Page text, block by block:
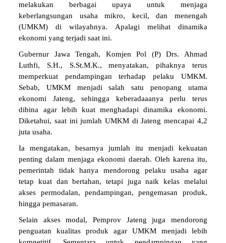
melakukan berbagai upaya untuk menjaga
keberlangsungan usaha mikro, kecil, dan menengah
(UMKM) di wilayahnya. Apalagi melihat dinamika
ekonomi yang terjadi saat ini.
Gubernur Jawa Tengah, Komjen Pol (P) Drs. Ahmad
Luthfi, S.H., S.St.M.K., menyatakan, pihaknya terus
memperkuat pendampingan terhadap pelaku UMKM.
Sebab, UMKM menjadi salah satu penopang utama
ekonomi Jateng, sehingga keberadaaanya perlu terus
dibina agar lebih kuat menghadapi dinamika ekonomi.
Diketahui, saat ini jumlah UMKM di Jateng mencapai 4,2
juta usaha.
Ia mengatakan, besarnya jumlah itu menjadi kekuatan
penting dalam menjaga ekonomi daerah. Oleh karena itu,
pemerintah tidak hanya mendorong pelaku usaha agar
tetap kuat dan bertahan, tetapi juga naik kelas melalui
akses permodalan, pendampingan, pengemasan produk,
hingga pemasaran.
Selain akses modal, Pemprov Jateng juga mendorong
penguatan kualitas produk agar UMKM menjadi lebih